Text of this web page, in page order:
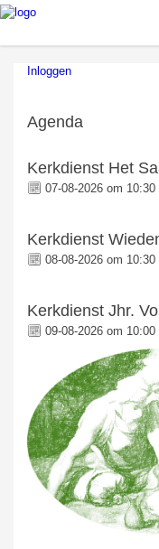
Inloggen
Agenda
Kerkdienst Het
07-08-2026 om 10:30
Kerkdienst
08-08-2026 om 10:30
Kerkdienst Jhr.
09-08-2026 om 10:00